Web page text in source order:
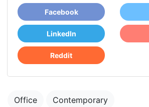
Facebook
LinkedIn
Reddit
Office Contemporary